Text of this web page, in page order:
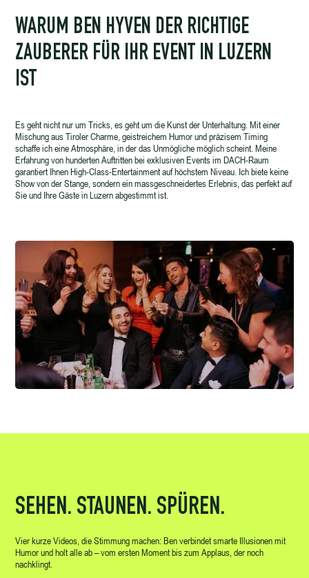
WARUM BEN HYVEN DER RICHTIGE
ZAUBERER FÜR IHR EVENT IN LUZERN
IST
Es geht nicht nur um Tricks, es geht um die Kunst der Unterhaltung. Mit einer
Mischung aus Tiroler Charme, geistreichem Humor und präzisem Timing
schaffe ich eine Atmosphäre, in der das Unmögliche möglich scheint. Meine
Erfahrung von hunderten Auftritten bei exklusiven Events im DACH-Raum
garantiert Ihnen High-Class-Entertainment auf höchstem Niveau. Ich biete keine
Show von der Stange, sondern ein massgeschneidertes Erlebnis, das perfekt auf
Sie und Ihre Gäste in Luzern abgestimmt ist.
SEHEN. STAUNEN. SPÜREN.
Vier kurze Videos, die Stimmung machen: Ben verbindet smarte Illusionen mit
Humor und holt alle ab – vom ersten Moment bis zum Applaus, der noch
nachklingt.